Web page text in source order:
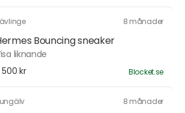
8 månader
Bouncing sneaker
liknande
500 kr
Blocket.se
8 månader